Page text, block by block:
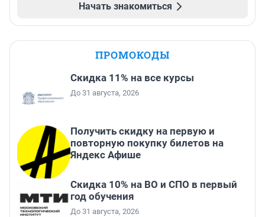
Начать знакомиться
ПРОМОКОДЫ
Скидка 11% на все курсы
До 31 августа, 2026
Получить скидку на первую и
повторную покупку билетов на
Яндекс Афише
Скидка 10% на ВО и СПО в первый
год обучения
До 31 августа, 2026